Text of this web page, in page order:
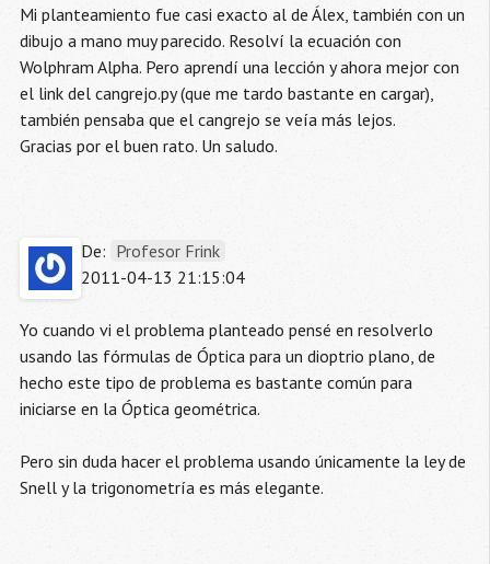
Mi planteamiento fue casi exacto al de Álex, también con un
dibujo a mano muy parecido. Resolví la ecuación con
Wolphram Alpha. Pero aprendí una lección y ahora mejor con
el link del cangrejo.py (que me tardo bastante en cargar),
también pensaba que el cangrejo se veía más lejos.
Gracias por el buen rato. Un saludo.
De: Profesor Frink
2011-04-13 21:15:04
Yo cuando vi el problema planteado pensé en resolverlo
usando las fórmulas de Óptica para un dioptrio plano, de
hecho este tipo de problema es bastante común para
iniciarse en la Óptica geométrica.
Pero sin duda hacer el problema usando únicamente la ley de
Snell y la trigonometría es más elegante.